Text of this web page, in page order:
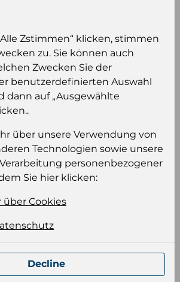
um den Preis zu
sehen
eingeloggt sein, um Preise zu
dieses Produkt zu kaufen.
Anmeldung für B2B Konto
Sprache und ein Format für
Zstimmen“ klicken, stimmen
zu. Sie können auch
Zwecken Sie der
benutzerdefinierten Auswahl
dann auf „Ausgewählte
über unsere Verwendung von
Technologien sowie unsere
personenbezogener
Sie hier klicken:
über Cookies
Decline